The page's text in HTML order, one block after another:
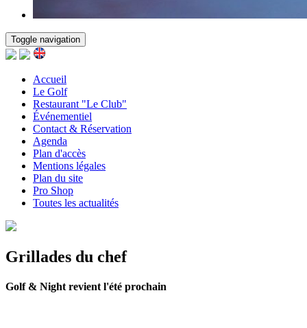
Toggle navigation
Accueil
Le Golf
Restaurant "Le Club"
Événementiel
Contact & Réservation
Agenda
Plan d'accès
Mentions légales
Plan du site
Pro Shop
Toutes les actualités
Grillades du chef
Golf & Night revient l'été prochain